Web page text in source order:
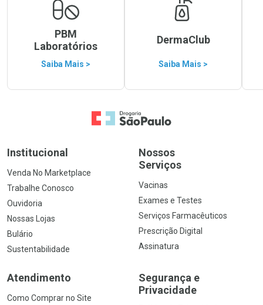
PBM
Laboratórios
Saiba Mais >
DermaClub
Saiba Mais >
Ir para a Home
Institucional
Venda No Marketplace
Trabalhe Conosco
Ouvidoria
Nossas Lojas
Bulário
Sustentabilidade
Nossos
Serviços
Vacinas
Exames e Testes
Serviços Farmacêuticos
Prescrição Digital
Assinatura
Atendimento
Como Comprar no Site
Segurança e
Privacidade